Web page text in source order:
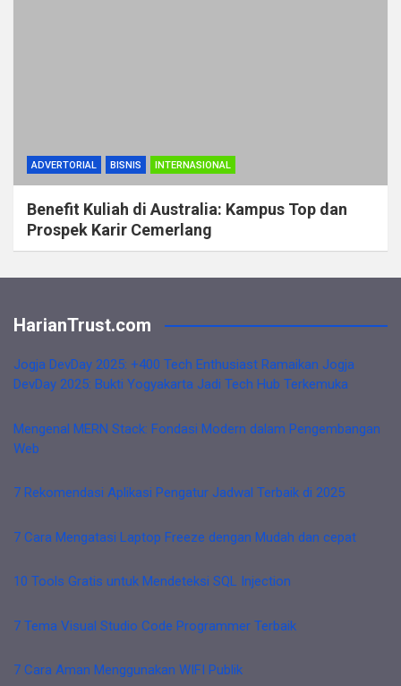
ADVERTORIAL BISNIS INTERNASIONAL
Benefit Kuliah di Australia: Kampus Top dan
Prospek Karir Cemerlang
HarianTrust.com
Jogja DevDay 2025: +400 Tech Enthusiast Ramaikan Jogja
DevDay 2025: Bukti Yogyakarta Jadi Tech Hub Terkemuka
Mengenal MERN Stack: Fondasi Modern dalam Pengembangan
Web
7 Rekomendasi Aplikasi Pengatur Jadwal Terbaik di 2025
7 Cara Mengatasi Laptop Freeze dengan Mudah dan cepat
10 Tools Gratis untuk Mendeteksi SQL Injection
7 Tema Visual Studio Code Programmer Terbaik
7 Cara Aman Menggunakan WIFI Publik